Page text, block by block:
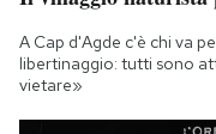
A Cap d'Agde c'è chi va
libertinaggio: tutti sono
vietare»